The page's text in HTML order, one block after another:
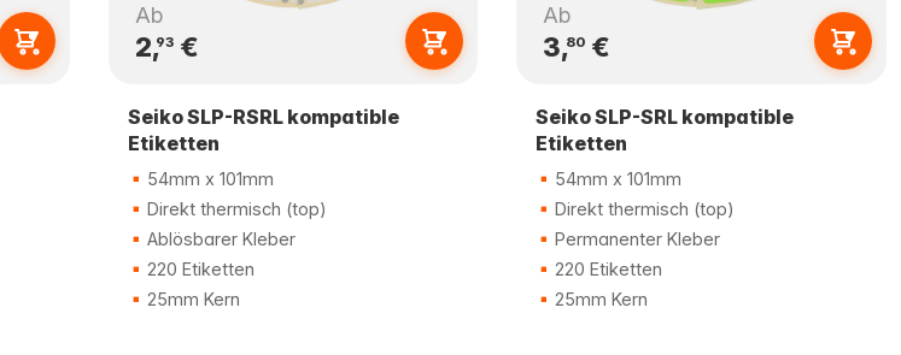
Ab
2,93 €
Seiko SLP-RSRL kompatible
Etiketten
54mm x 101mm
Direkt thermisch (top)
Ablösbarer Kleber
220 Etiketten
25mm Kern
Ab
3,80€
Seiko SLP-SRL kompatible
Etiketten
54mm x 101mm
Direkt thermisch (top)
Permanenter Kleber
220 Etiketten
25mm Kern